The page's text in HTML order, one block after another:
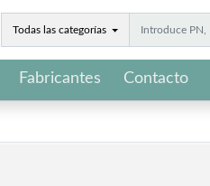
Todas las categorías
Fabricantes Contacto